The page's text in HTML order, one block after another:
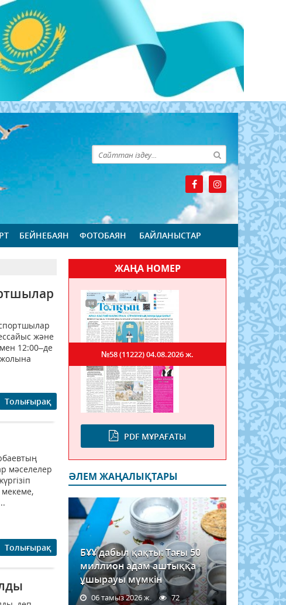
БЕЙНЕБАЯН ФОТОБАЯН БАЙЛАНЫСТАР
және
12:00–де
Толығырақ
мәселелер
мекеме,
Толығырақ
ЖАҢА НОМЕР
PDF МҰРАҒАТЫ
№58 (11222)04.08.2026 ж.
ӘЛЕМ ЖАҢАЛЫҚТАРЫ
БҰҰ дабыл қақты: Тағы 50
миллион адам аштыққа
ұшырауы мүмкін
06 тамыз 2026 ж. 72